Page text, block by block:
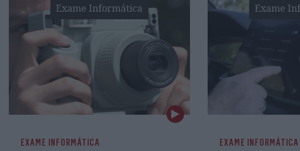
Exame Informática
EXAME INFORMÁTICA
Exame
EXAME INFORMÁTICA